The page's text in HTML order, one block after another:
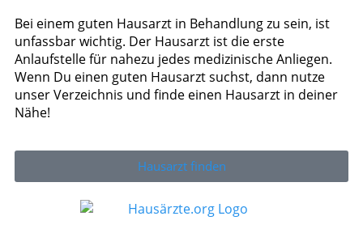
Bei einem guten Hausarzt in Behandlung zu sein, ist
unfassbar wichtig. Der Hausarzt ist die erste
Anlaufstelle für nahezu jedes medizinische Anliegen.
Wenn Du einen guten Hausarzt suchst, dann nutze
unser Verzeichnis und finde einen Hausarzt in deiner
Nähe!
Hausarzt finden